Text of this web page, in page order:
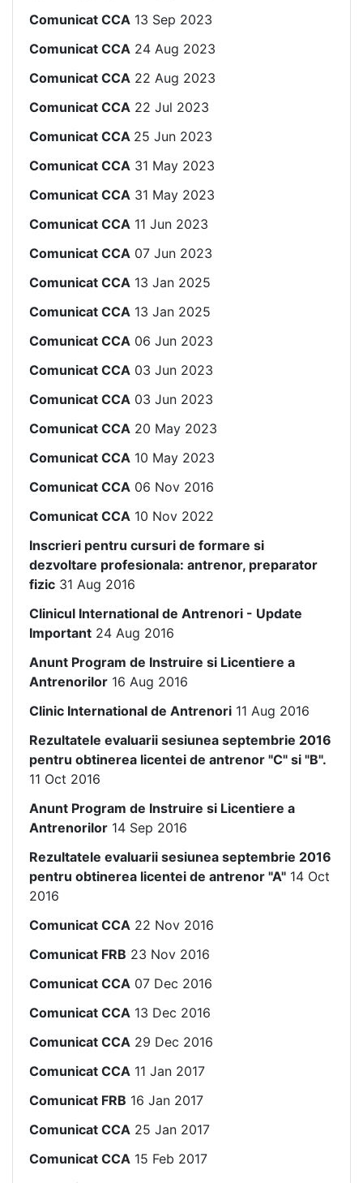
Comunicat CCA 13 Sep 2023
Comunicat CCA 24 Aug 2023
Comunicat CCA 22 Aug 2023
Comunicat CCA 22 Jul 2023
Comunicat CCA 25 Jun 2023
Comunicat CCA 31 May 2023
Comunicat CCA 31 May 2023
Comunicat CCA 11 Jun 2023
Comunicat CCA 07 Jun 2023
Comunicat CCA 13 Jan 2025
Comunicat CCA 13 Jan 2025
Comunicat CCA 06 Jun 2023
Comunicat CCA 03 Jun 2023
Comunicat CCA 03 Jun 2023
Comunicat CCA 20 May 2023
Comunicat CCA 10 May 2023
Comunicat CCA 06 Nov 2016
Comunicat CCA 10 Nov 2022
Inscrieri pentru cursuri de formare si
dezvoltare profesionala: antrenor, preparator
fizic 31 Aug 2016
Clinicul International de Antrenori - Update
Important 24 Aug 2016
Anunt Program de Instruire si Licentiere a
Antrenorilor 16 Aug 2016
Clinic International de Antrenori 11 Aug 2016
Rezultatele evaluarii sesiunea septembrie 2016
pentru obtinerea licentei de antrenor "C" si "B".
11 Oct 2016
Anunt Program de Instruire si Licentiere a
Antrenorilor 14 Sep 2016
Rezultatele evaluarii sesiunea septembrie 2016
pentru obtinerea licentei de antrenor "A" 14 Oct
2016
Comunicat CCA 22 Nov 2016
Comunicat FRB 23 Nov 2016
Comunicat CCA 07 Dec 2016
Comunicat CCA 13 Dec 2016
Comunicat CCA 29 Dec 2016
Comunicat CCA 11 Jan 2017
Comunicat FRB 16 Jan 2017
Comunicat CCA 25 Jan 2017
Comunicat CCA 15 Feb 2017